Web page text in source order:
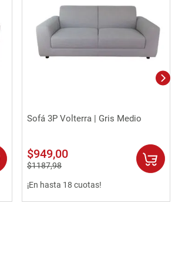
Vista rápida
Sofá 3P Volterra | Gris Medio
$949,00
$1187,98
¡En hasta 18 cuotas!